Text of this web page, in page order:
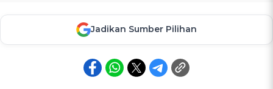
Jadikan Sumber Pilihan